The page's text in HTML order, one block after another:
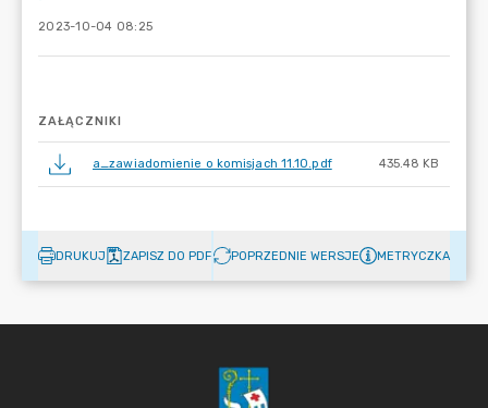
2023-10-04 08:25
ZAŁĄCZNIKI
a_zawiadomienie o komisjach 11.10.pdf 435.48 KB
DRUKUJ ZAPISZ DO PDF POPRZEDNIE WERSJE METRYCZKA